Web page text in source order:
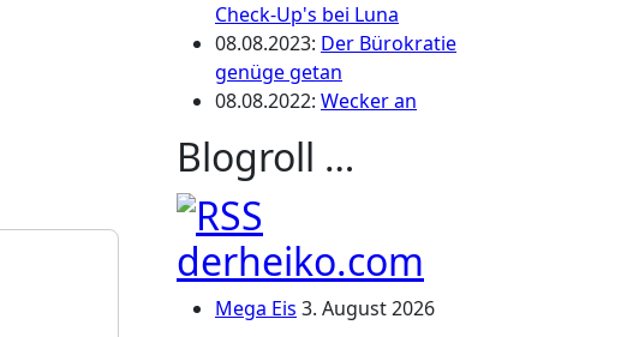
Check-Up's bei Luna
08.08.2023: Der Bürokratie
genüge getan
08.08.2022: Wecker an
Blogroll …
derheiko.com
Mega Eis 3. August 2026